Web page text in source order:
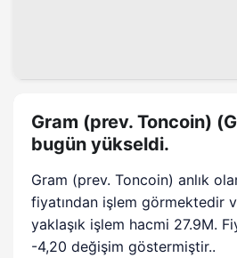
Gram (prev. Toncoin)
bugün yükseldi.
Gram (prev. Toncoin) anlık
fiyatından işlem görmektedir
yaklaşık işlem hacmi 27.9M.
-4,20 değişim göstermiştir..